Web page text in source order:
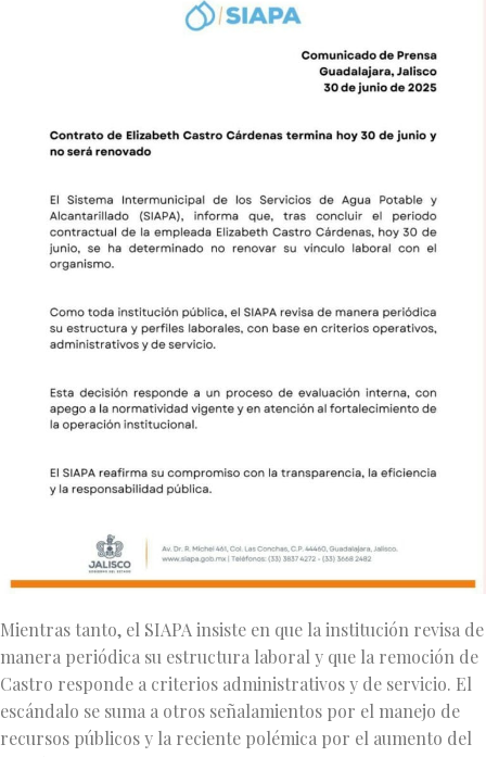
Mientras tanto, el SIAPA insiste en que la institución revisa de
manera periódica su estructura laboral y que la remoción de
Castro responde a criterios administrativos y de servicio. El
escándalo se suma a otros señalamientos por el manejo de
recursos públicos y la reciente polémica por el aumento del